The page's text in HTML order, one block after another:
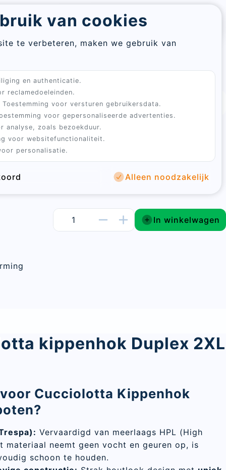
van cookies
te verbeteren, maken we gebruik van
en authenticatie.
reclamedoeleinden.
Toestemming voor versturen gebruikersdata.
voor gepersonaliseerde advertenties.
analyse, zoals bezoekduur.
voor websitefunctionaliteit.
personalisatie.
Alleen noodzakelijk
Aanmelden
Duplex 2XL op poten
tot 5 werkdagen 4.9 uit 100+ beoordelingen
is een onderhoudsvrij en hygiënisch
zoekt met praktisch gebruiksgemak. Met ruimte
krielkippenis dit model geschikt voor zowel de
in de achtertuin.
In winkelwagen
kippenhok Duplex 2XL
Cucciolotta Kippenhok
Vervaardigd van meerlaags HPL (High
materiaal neemt geen vocht en geuren op, is
schoon te houden.
Sluiten
Sign
in
Sluiten
te bevestigen.